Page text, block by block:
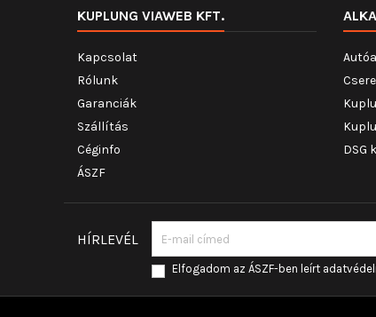
KUPLUNG VIAWEB KFT.
Kapcsolat
Rólunk
Garanciák
Szállítás
Céginfo
ÁSZF
DSG
HÍRLEVÉL
Elfogadom az ÁSZF-ben leírt